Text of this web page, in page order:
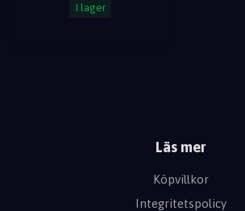
I lager
Läs mer
Köpvillkor
Integritetspolicy